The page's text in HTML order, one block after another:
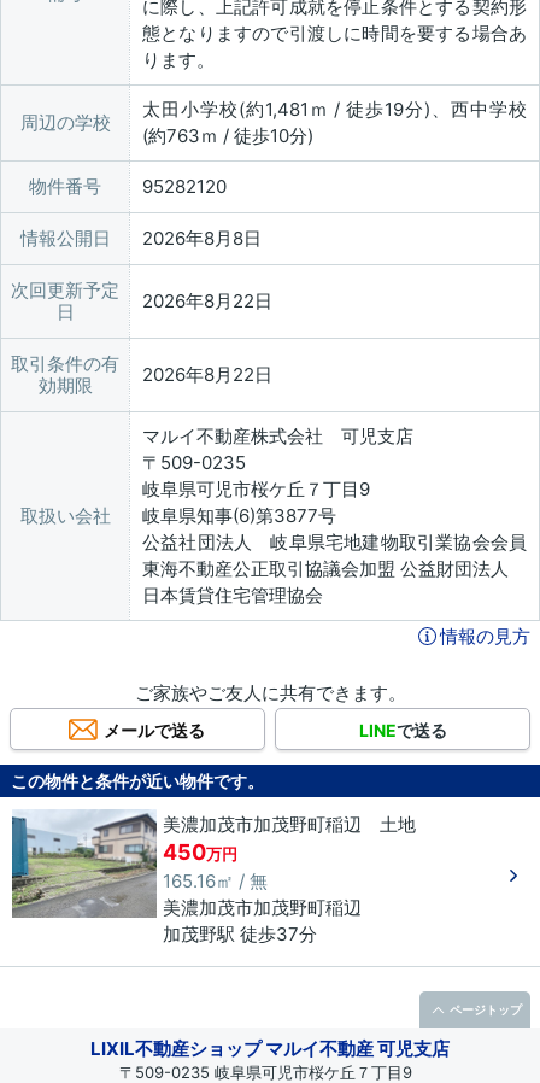
に際し、上記許可成就を停止条件とする契約形
態となりますので引渡しに時間を要する場合あ
ります。
周辺の学校
太田小学校(約1,481ｍ / 徒歩19分)、西中学校
(約763ｍ / 徒歩10分)
物件番号 95282120
情報公開日 2026年8月8日
次回更新予定
日
2026年8月22日
取引条件の有
効期限
2026年8月22日
取扱い会社
マルイ不動産株式会社 可児支店
〒509-0235
岐阜県可児市桜ケ丘７丁目9
岐阜県知事(6)第3877号
公益社団法人 岐阜県宅地建物取引業協会会員
東海不動産公正取引協議会加盟 公益財団法人
日本賃貸住宅管理協会
情報の見方
ご家族やご友人に共有できます。
メールで送る LINEで送る
この物件と条件が近い物件です。
美濃加茂市加茂野町稲辺 土地
450万円
165.16㎡ / 無
美濃加茂市加茂野町稲辺
加茂野駅 徒歩37分
LIXIL不動産ショップ マルイ不動産 可児支店
〒509-0235 岐阜県可児市桜ケ丘７丁目9
ページトップ